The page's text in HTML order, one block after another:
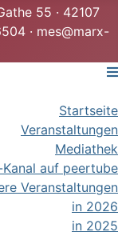
55 · 42107
· mes@marx-
Startseite
Veranstaltungen
Mediathek
auf peertube
Veranstaltungen
in 2026
in 2025